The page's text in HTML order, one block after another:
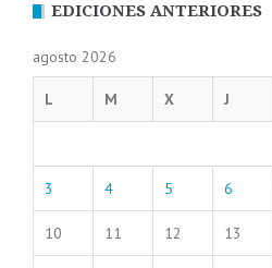
EDICIONES ANTERIORES
agosto 2026
L M X J
3 4 5 6
10 11 12 13